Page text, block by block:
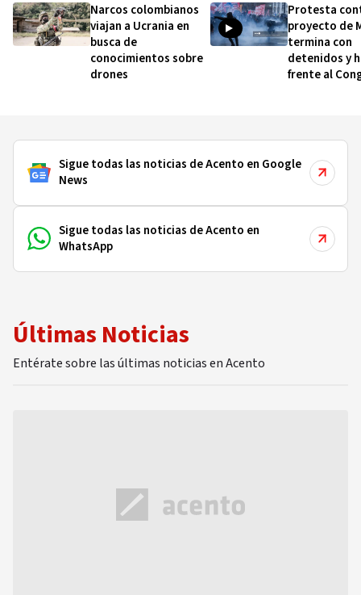
Narcos colombianos
viajan a Ucrania en
busca de
conocimientos sobre
drones
Protesta
proyecto de
termina con
detenidos y
frente al
Sigue todas las noticias de Acento en Google
News
Sigue todas las noticias de Acento en
WhatsApp